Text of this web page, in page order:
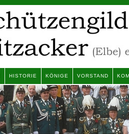
HISTORIE KÖNIGE VORSTAND